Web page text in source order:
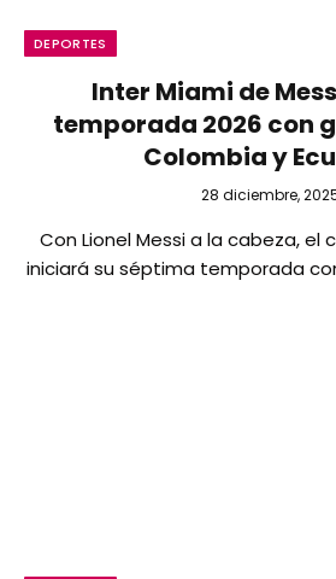
DEPORTES
Inter Miami de
temporada 2026 con
Colombia y
28 diciembre,
Con Lionel Messi a la cabeza, el
iniciará su séptima temporada